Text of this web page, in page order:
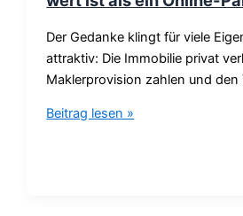
Der Gedanke klingt für viele
attraktiv: Die Immobilie privat
Maklerprovision zahlen und den
Beitrag lesen »